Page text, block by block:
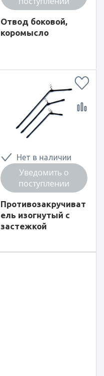
Отвод боковой,
коромысло
Нет в наличии
Уведомить о
поступлении
Противозакручиват
ель изогнутый с
застежкой